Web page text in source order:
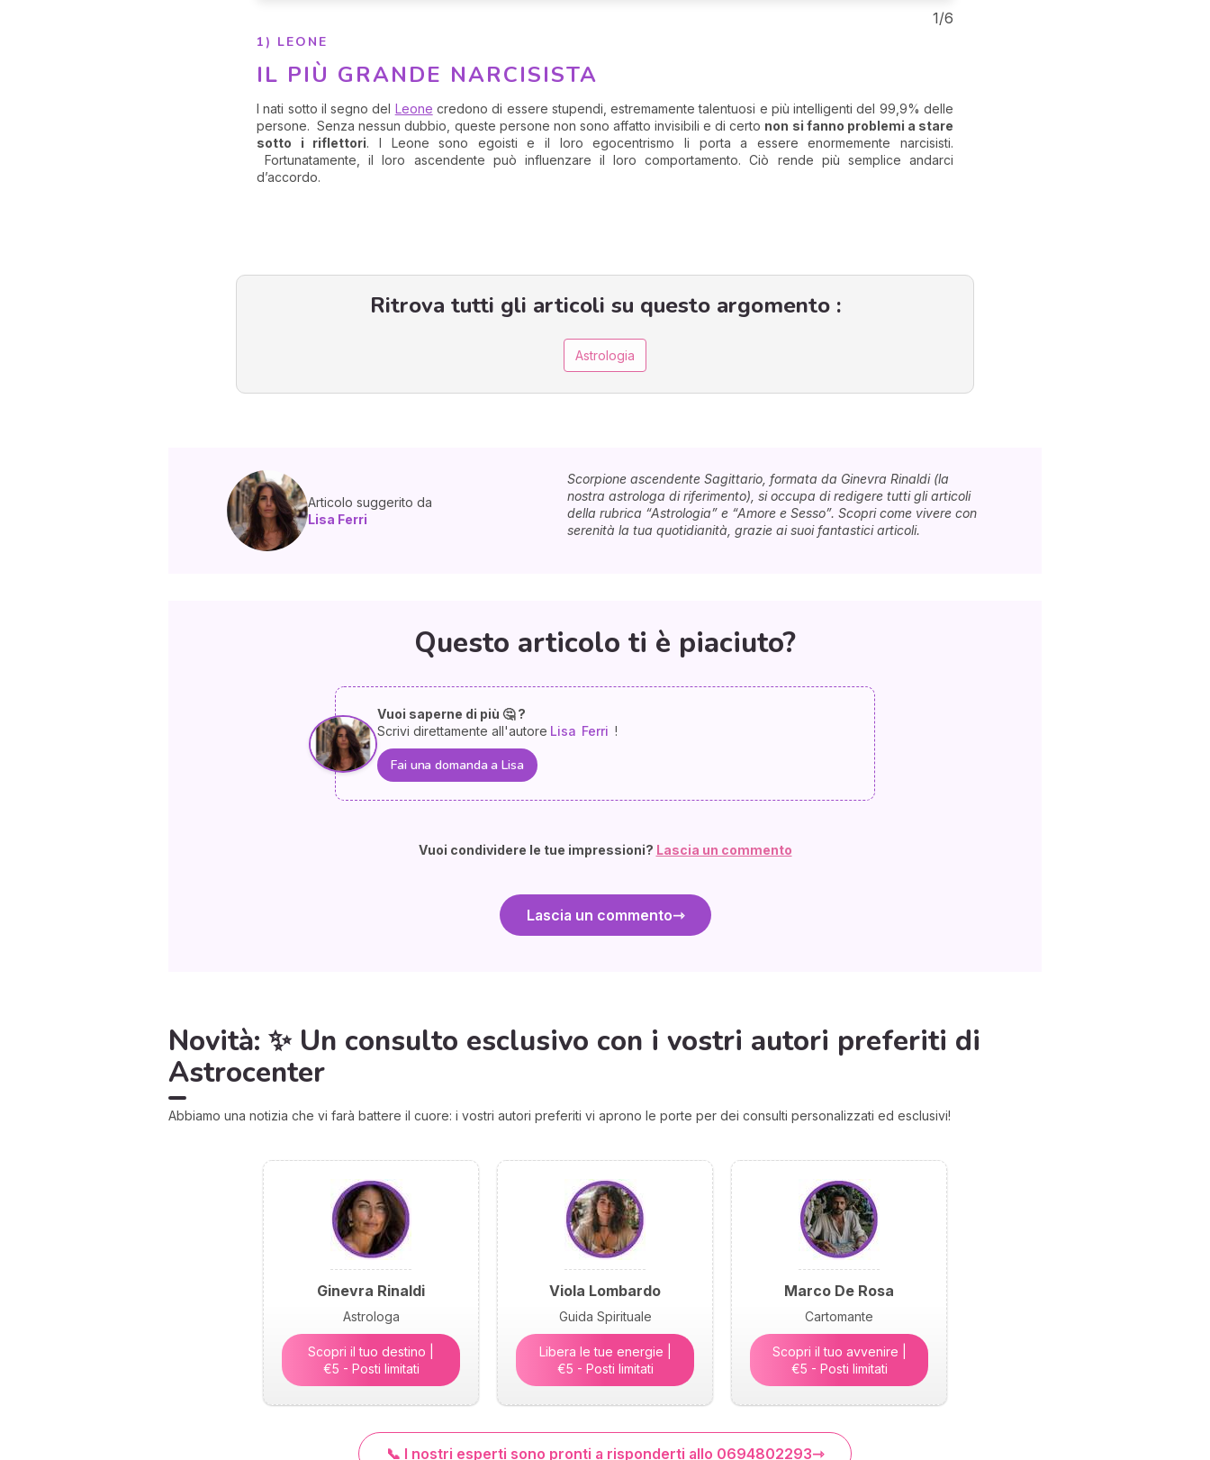
1) LEONE
IL PIÙ GRANDE NARCISISTA
I nati sotto il segno del Leone credono di essere stupendi, estremamente talentuosi e più intelligenti del 99,9% delle
persone. Senza nessun dubbio, queste persone non sono affatto invisibili e di certo non si fanno problemi a stare
sotto i riflettori. I Leone sono egoisti e il loro egocentrismo li porta a essere enormemente narcisisti.
Fortunatamente, il loro ascendente può influenzare il loro comportamento. Ciò rende più semplice andarci
d’accordo.
1/6
Ritrova tutti gli articoli su questo argomento :
Astrologia
Articolo suggerito da
Lisa Ferri
Scorpione ascendente Sagittario, formata da Ginevra Rinaldi (la
nostra astrologa di riferimento), si occupa di redigere tutti gli articoli
della rubrica “Astrologia” e “Amore e Sesso”. Scopri come vivere con
serenità la tua quotidianità, grazie ai suoi fantastici articoli.
Questo articolo ti è piaciuto?
Vuoi saperne di più 🤔 ?
Scrivi direttamente all'autore Lisa Ferri !
Fai una domanda a Lisa
Vuoi condividere le tue impressioni? Lascia un commento
Lascia un commento
Novità: ✨ Un consulto esclusivo con i vostri autori preferiti di
Astrocenter
Abbiamo una notizia che vi farà battere il cuore: i vostri autori preferiti vi aprono le porte per dei consulti personalizzati ed esclusivi!
Ginevra Rinaldi
Astrologa
Scopri il tuo destino |
€5 - Posti limitati
Viola Lombardo
Guida Spirituale
Libera le tue energie |
€5 - Posti limitati
Marco De Rosa
Cartomante
Scopri il tuo avvenire |
€5 - Posti limitati
📞 I nostri esperti sono pronti a risponderti allo 0694802293